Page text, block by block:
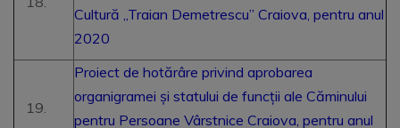
Cultură „Traian Demetrescu” Craiova, pentru anul
2020
Proiect de hotărâre privind aprobarea
organigramei și statului de funcții ale Căminului
pentru Persoane Vârstnice Craiova, pentru anul